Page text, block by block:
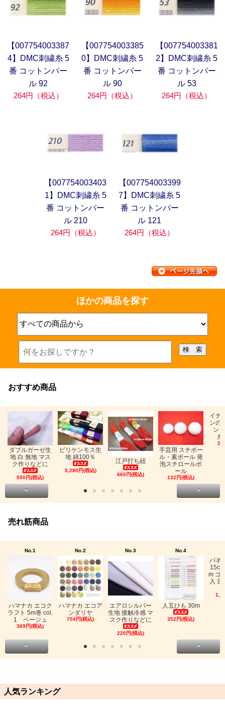
【007754003387
4】DMC刺繍糸 5
番 コットンパー
ル 92
264円（税込）
【007754003385
0】DMC刺繍糸 5
番 コットンパー
ル 90
264円（税込）
【007754003381
2】DMC刺繍糸 5
番 コットンパー
ル 53
264円（税込）
【007754003403
1】DMC刺繍糸 5
番 コットンパー
ル 210
264円（税込）
【007754003399
7】DMC刺繍糸 5
番 コットンパー
ル 121
264円（税込）
ほかの商品を探す
おすすめ商品
ダブルガーゼ生
地 白 無地 マス
ク作りなどに
550円(税込)
ビリケンモス生
地 綿100％
5,280円(税込)
江戸打ち紐
660円(税込)
手芸用 スチボー
ル・素ボール 発
泡スチロールボ
ール
132円(税込)
イナ
ンの
ン
糸
< >
売れ筋商品
No.1
ハマナカ エコク
ラフト 5m巻 col.
1 ベージュ
369円(税込)
No.2
ハマナカ エコア
ンダリヤ
704円(税込)
No.3
エアロシルバー
生地 接触冷感 マ
スク作りなどに
220円(税込)
No.4
人五ひも 30m
352円(税込)
バネ
m ゴ
入
< >
人気ランキング